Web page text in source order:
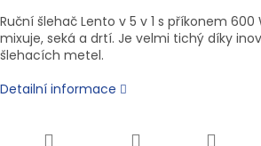
Ruční šlehač Lento v 5 v 1 s příkonem 600
mixuje, seká a drtí. Je velmi tichý díky
šlehacích metel.
Detailní informace